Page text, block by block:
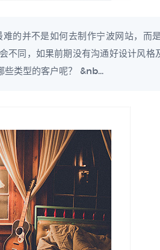
的并不是如何去制作宁波网站，而
不同，如果前期没有沟通好设计风
些类型的客户呢？ &nb...